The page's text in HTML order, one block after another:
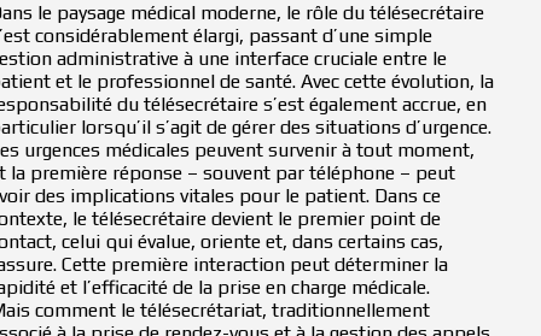
le paysage médical moderne, le rôle du télésecrétaire
considérablement élargi, passant d’une simple
administrative à une interface cruciale entre le
et le professionnel de santé. Avec cette évolution, la
du télésecrétaire s’est également accrue, en
lorsqu’il s’agit de gérer des situations d’urgence.
urgences médicales peuvent survenir à tout moment,
la première réponse – souvent par téléphone – peut
des implications vitales pour le patient. Dans ce
le télésecrétaire devient le premier point de
celui qui évalue, oriente et, dans certains cas,
Cette première interaction peut déterminer la
et l’efficacité de la prise en charge médicale.
comment le télésecrétariat, traditionnellement